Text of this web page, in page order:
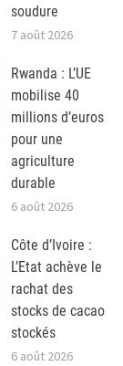
soudure
7 août 2026
Rwanda : L’UE
mobilise 40
millions d’euros
pour une
agriculture
durable
6 août 2026
Côte d’Ivoire :
L’Etat achève le
rachat des
stocks de cacao
stockés
6 août 2026